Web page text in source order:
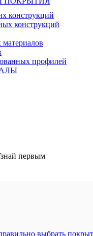
конструкций
конструкций
профилей
первым
выбрать